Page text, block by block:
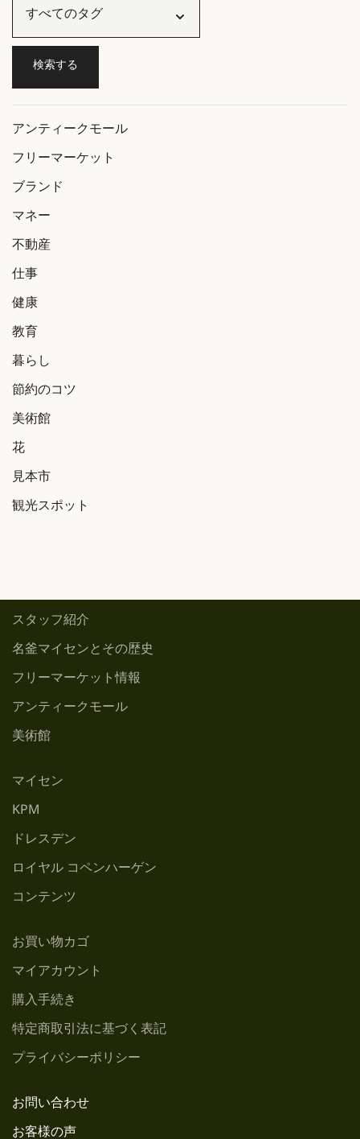
アンティークモール
フリーマーケット
ブランド
マネー
不動産
仕事
健康
教育
暮らし
節約のコツ
美術館
花
見本市
観光スポット
スタッフ紹介
名釜マイセンとその歴史
フリーマーケット情報
アンティークモール
美術館
マイセン
KPM
ドレスデン
ロイヤル コペンハーゲン
コンテンツ
お買い物カゴ
マイアカウント
購入手続き
特定商取引法に基づく表記
プライバシーポリシー
お問い合わせ